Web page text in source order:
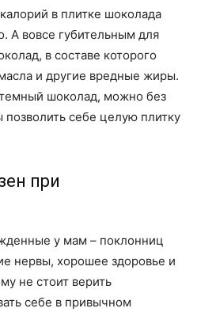
в плитке шоколада
А вовсе губительным для
в составе которого
и другие вредные жиры.
шоколад, можно без
позволить себе целую плитку
при
у мам – поклонниц
нервы, хорошее здоровье и
не стоит верить
себе в привычном